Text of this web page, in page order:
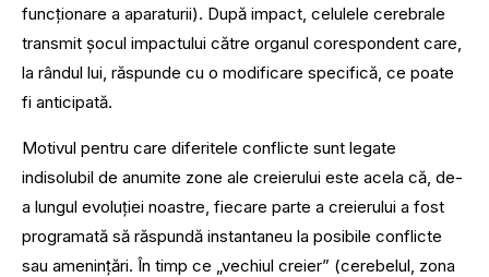
funcționare a aparaturii). După impact, celulele cerebrale
transmit șocul impactului către organul corespondent care,
la rândul lui, răspunde cu o modificare specifică, ce poate
fi anticipată.
Motivul pentru care diferitele conflicte sunt legate
indisolubil de anumite zone ale creierului este acela că, de-
a lungul evoluției noastre, fiecare parte a creierului a fost
programată să răspundă instantaneu la posibile conflicte
sau amenințări. În timp ce „vechiul creier” (cerebelul, zona